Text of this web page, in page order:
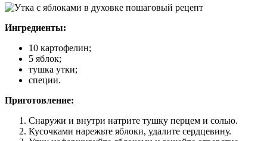
Ингредиенты:
10 картофелин;
5 яблок;
тушка утки;
специи.
Приготовление:
Снаружи и внутри натрите тушку перцем и солью.
Кусочками нарежьте яблоки, удалите сердцевину.